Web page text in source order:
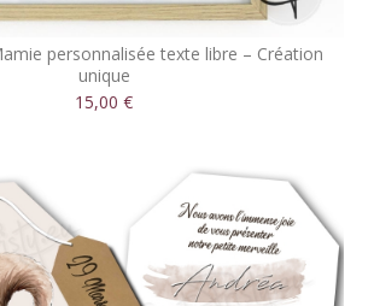
personnalisée texte libre – Création
unique
15,00 €